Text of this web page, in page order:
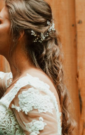
ślubne
Inspiracje
we Włoszech
Kontakt